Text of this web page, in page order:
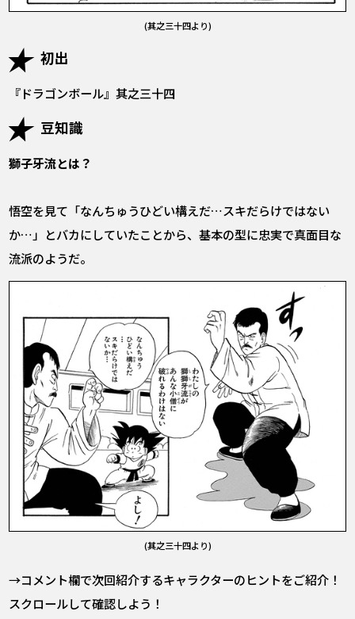
(其之三十四より)
初出
『ドラゴンボール』其之三十四
豆知識
獅子牙流とは？
悟空を見て「なんちゅうひどい構えだ…スキだらけではない
か…」とバカにしていたことから、基本の型に忠実で真面目な
流派のようだ。
(其之三十四より)
→コメント欄で次回紹介するキャラクターのヒントをご紹介！
スクロールして確認しよう！